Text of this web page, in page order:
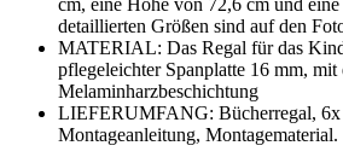
detaillierten Größen sind auf den
MATERIAL: Das Regal für das
pflegeleichter Spanplatte 16 mm, mit
Melaminharzbeschichtung
LIEFERUMFANG: Bücherregal, 6x
Montageanleitung, Montagematerial.